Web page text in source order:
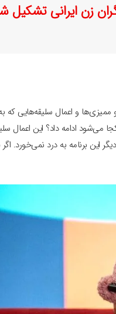
زن ایرانی تشکیل
و اعمال سلیقه‌هایی که
ادامه داد؟ این اعمال
این برنامه به درد نمی‌خورد. اگر